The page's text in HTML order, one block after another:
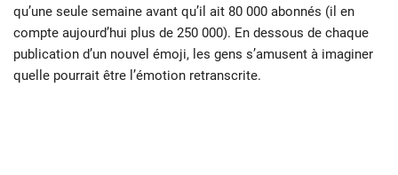
qu’une seule semaine avant qu’il ait 80 000 abonnés (il en
compte aujourd’hui plus de 250 000). En dessous de chaque
publication d’un nouvel émoji, les gens s’amusent à imaginer
quelle pourrait être l’émotion retranscrite.